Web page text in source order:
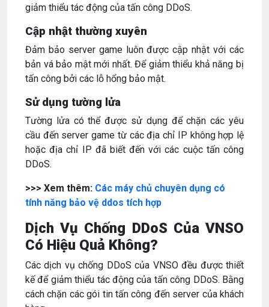
giảm thiểu tác động của tấn công DDoS.
Cập nhật thường xuyên
Đảm bảo server game luôn được cập nhật với các
bản vá bảo mật mới nhất. Để giảm thiểu khả năng bị
tấn công bởi các lỗ hổng bảo mật.
Sử dụng tường lửa
Tường lửa có thể được sử dụng để chặn các yêu
cầu đến server game từ các địa chỉ IP không hợp lệ
hoặc địa chỉ IP đã biết đến với các cuộc tấn công
DDoS.
>>> Xem thêm: Các máy chủ chuyên dụng có
tính năng bảo vệ ddos tích hợp
Dịch Vụ Chống DDoS Của VNSO
Có Hiệu Quả Không?
Các dịch vụ chống DDoS của VNSO đều được thiết
kế để giảm thiểu tác động của tấn công DDoS. Bằng
cách chặn các gói tin tấn công đến server của khách